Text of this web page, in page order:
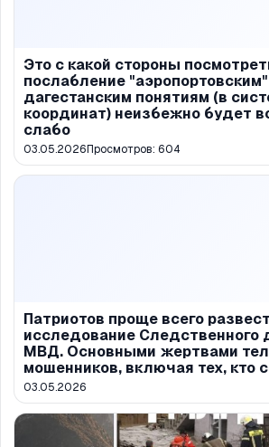
Это с какой стороны
послабление
дагестанским понятиям (в
координат) неизбежно будет
слабо
03.05.2026Просмотров: 604
Патриотов проще всего
исследование Следственного
МВД. Основными жертвами
мошенников, включая тех, кто
03.05.2026